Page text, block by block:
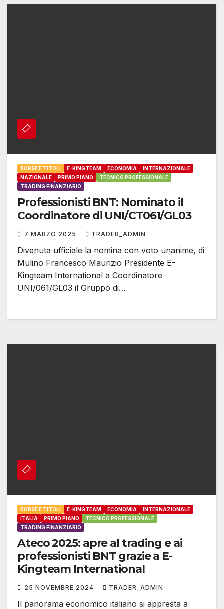
BORSE E TITOLI E-KINGTEAM ECONOMIA
INTERNAZIONALE
NAZIONALE
PRIMO PIANO
TECNICO PROFESSIONALE
TRADING FINANZIARIO
Professionisti BNT: Nominato il
Coordinatore di UNI/CT061/GL03
7 MARZO 2025 TRADER_ADMIN
Divenuta ufficiale la nomina con voto unanime, di
Mulino Francesco Maurizio Presidente E-
Kingteam International a Coordinatore
UNI/061/GL03 il Gruppo di…
BORSE E TITOLI E-KINGTEAM ECONOMIA
INTERNAZIONALE
ITALIA
PRIMO PIANO
TECNICO PROFESSIONALE
TRADING FINANZIARIO
Ateco 2025: apre al trading e ai
professionisti BNT grazie a E-
Kingteam International
25 NOVEMBRE 2024 TRADER_ADMIN
Il panorama economico italiano si appresta a